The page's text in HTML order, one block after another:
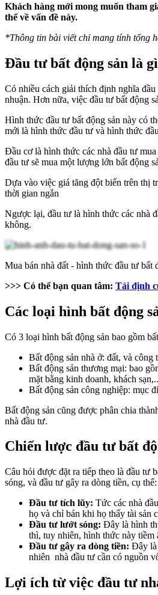
Khách hàng mới mong muốn tham
thể về vấn đề này.
*Thông tin bài viết chỉ mang tính tổng
Đầu tư bất động sản là
Có nhiều cách giải thích định nghĩa
nhuận. Hơn nữa, việc đầu tư bất động
Hình thức đầu tư bất động sản này có
mới là hình thức đầu tư và hình thức
Đầu cơ là hình thức các nhà đầu tư
đầu tư sẽ mua một lượng lớn bất động
Dựa vào việc giá tăng đột biến trên thị
thời gian ngắn
Ngược lại, đầu tư là hình thức các nhà
không.
Mua bán nhà đất - hình thức đầu tư bất
>>> Có thể bạn quan tâm: Tái định
Các loại hình bất động
Có 3 loại hình bất động sản bao gồm
Bất động sản nhà ở: đất, và
Bất động sản thương mại: bao
mặt bằng kinh doanh, khách
Bất động sản công nghiệp: mục
Bất động sản cũng được phân chia
nhà đầu tư.
Chiến lược đầu tư bất
Câu hỏi được đặt ra tiếp theo là đầu tư
sóng, và đầu tư gây ra dòng tiền, cụ thể:
Đầu tư tích lũy: Tức các nhà
họ và chỉ bán khi họ thấy tài sản
Đầu tư lướt sóng: Đây là hình
thì, tuy nhiên, hình thức này tiềm
Đầu tư gây ra dòng tiền: Đây là
nhiên nhà đầu tư cần có nguồn
Lợi ích từ việc đầu tư